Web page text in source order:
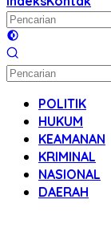
POLITIK
HUKUM
KEAMANAN
KRIMINAL
NASIONAL
DAERAH